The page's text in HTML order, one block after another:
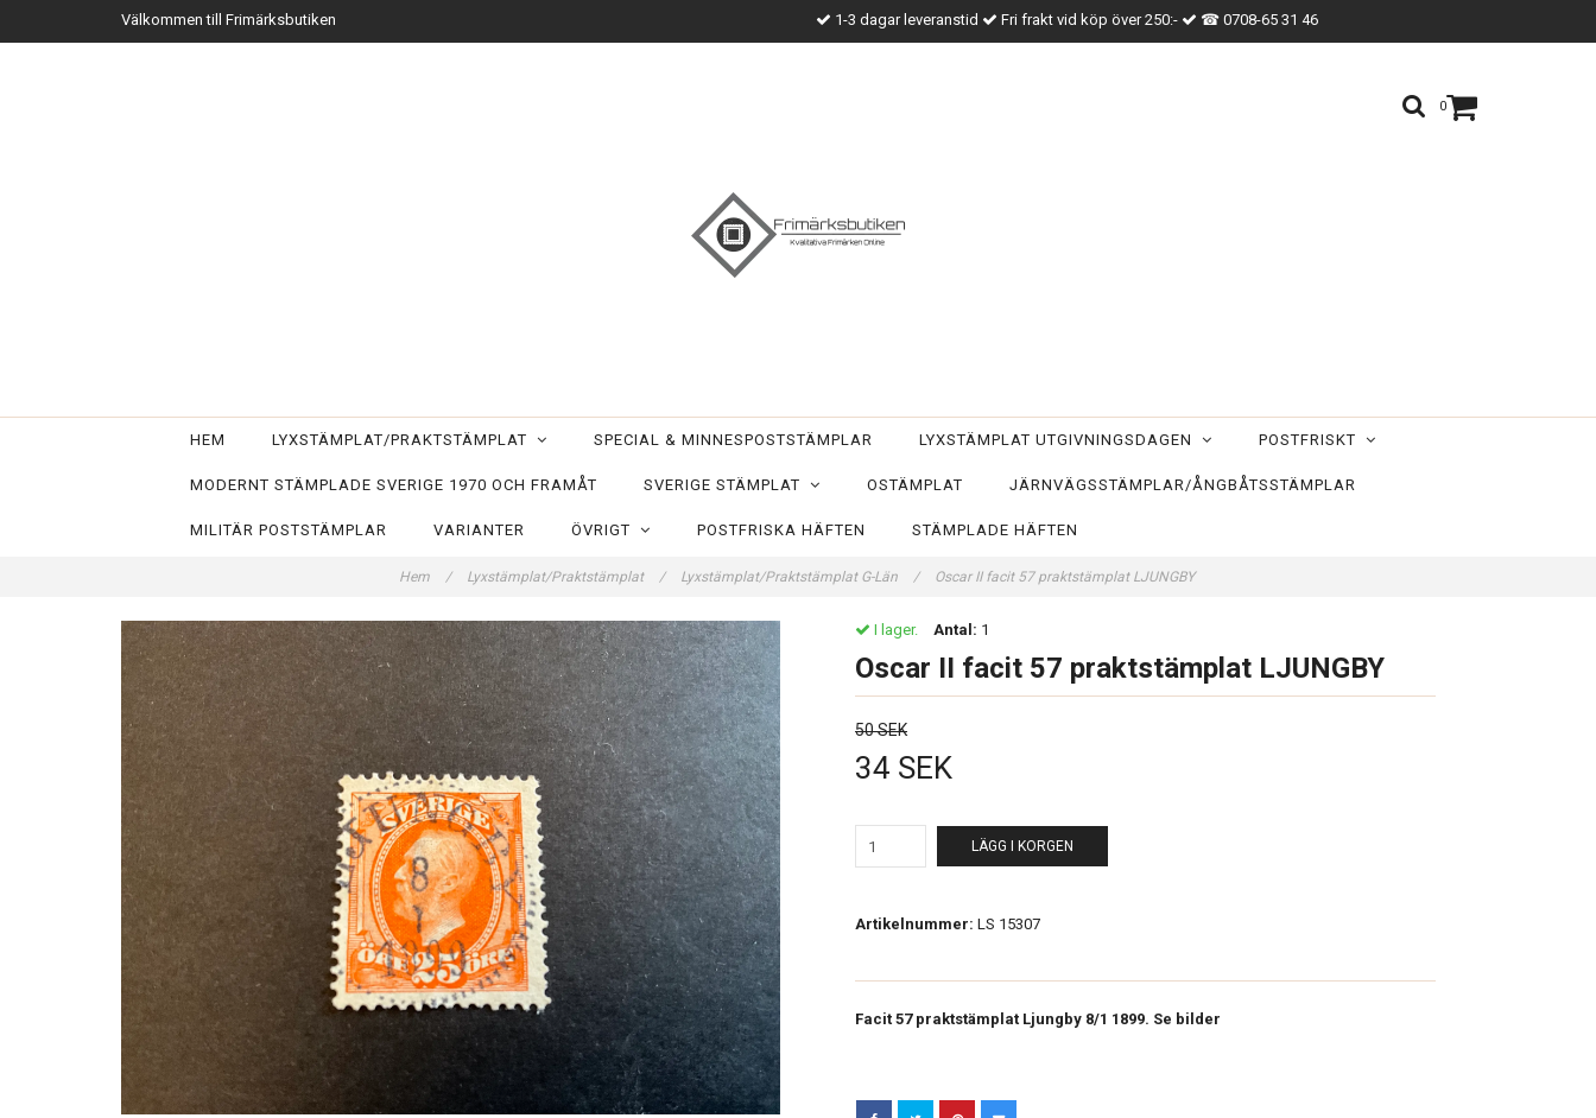
Välkommen till Frimärksbutiken 1-3 dagar leveranstid Fri frakt vid köp över 250:- ☎ 0708-65 31 46
0
HEM LYXSTÄMPLAT/PRAKTSTÄMPLAT SPECIAL & MINNESPOSTSTÄMPLAR LYXSTÄMPLAT UTGIVNINGSDAGEN POSTFRISKT
MODERNT STÄMPLADE SVERIGE 1970 OCH FRAMÅT SVERIGE STÄMPLAT OSTÄMPLAT JÄRNVÄGSSTÄMPLAR/ÅNGBÅTSSTÄMPLAR
MILITÄR POSTSTÄMPLAR VARIANTER ÖVRIGT POSTFRISKA HÄFTEN STÄMPLADE HÄFTEN
Hem / Lyxstämplat/Praktstämplat / Lyxstämplat/Praktstämplat G-Län / Oscar II facit 57 praktstämplat LJUNGBY
I lager. Antal: 1
Oscar II facit 57 praktstämplat LJUNGBY
50 SEK
34 SEK
LÄGG I KORGEN
Artikelnummer: LS 15307
Facit 57 praktstämplat Ljungby 8/1 1899. Se bilder